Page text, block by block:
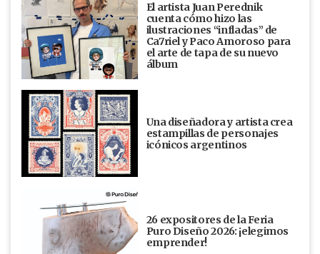
El artista Juan Perednik
cuenta cómo hizo las
ilustraciones “infladas” de
Ca7riel y Paco Amoroso para
el arte de tapa de su nuevo
álbum
Una diseñadora y artista crea
estampillas de personajes
icónicos argentinos
26 expositores de la Feria
Puro Diseño 2026: ¡elegimos
emprender!